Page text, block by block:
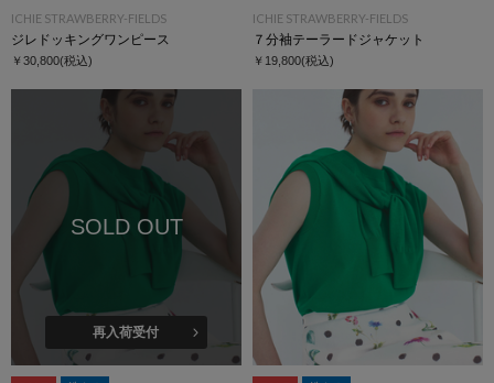
ICHIE STRAWBERRY-FIELDS
ジレドッキングワンピース
￥30,800(税込)
ICHIE STRAWBERRY-FIELDS
７分袖テーラードジャケット
￥19,800(税込)
SOLD OUT
再入荷受付